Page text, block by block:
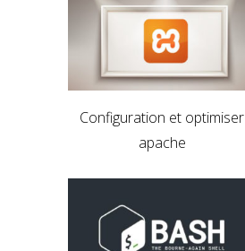
Configuration et optimiser
apache